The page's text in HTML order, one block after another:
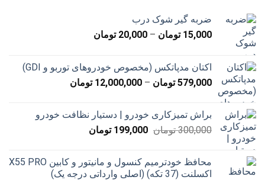
ضربه گیر شوک درب
15,000 تومان –
20,000 تومان
تا
20,000 تومان
اکتان مدپاتکس (مخصوص خودروهای توربو و GDI)
579,000 تومان –
12,000,000 تومان
تا
براش تمیزکاری خودرو | دستیار نظافت خودرو
300,000 تومان قیمت
بود.
199,000 تومانقیمت
است.
محافظ خودترمیم کنسول و مانیتور و کابین X55 PRO
اکسلنت (37 تکه) (اصلی وارداتی درجه یک)